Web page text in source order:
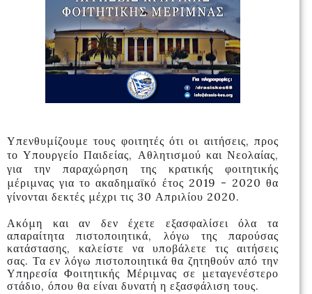
Υπενθυμίζουμε τους φοιτητές ότι οι αιτήσεις, προς
το Υπουργείο Παιδείας, Αθλητισμού και Νεολαίας,
για την παραχώρηση της κρατικής φοιτητικής
μέριμνας για το ακαδημαϊκό έτος 2019 - 2020 θα
γίνονται δεκτές μέχρι τις 30 Απριλίου 2020.
Ακόμη και αν δεν έχετε εξασφαλίσει όλα τα
απαραίτητα πιστοποιητικά, λόγω της παρούσας
κατάστασης, καλείστε να υποβάλετε τις αιτήσεις
σας. Τα εν λόγω πιστοποιητικά θα ζητηθούν από την
Υπηρεσία Φοιτητικής Μέριμνας σε μεταγενέστερο
στάδιο, όπου θα είναι δυνατή η εξασφάλιση τους.